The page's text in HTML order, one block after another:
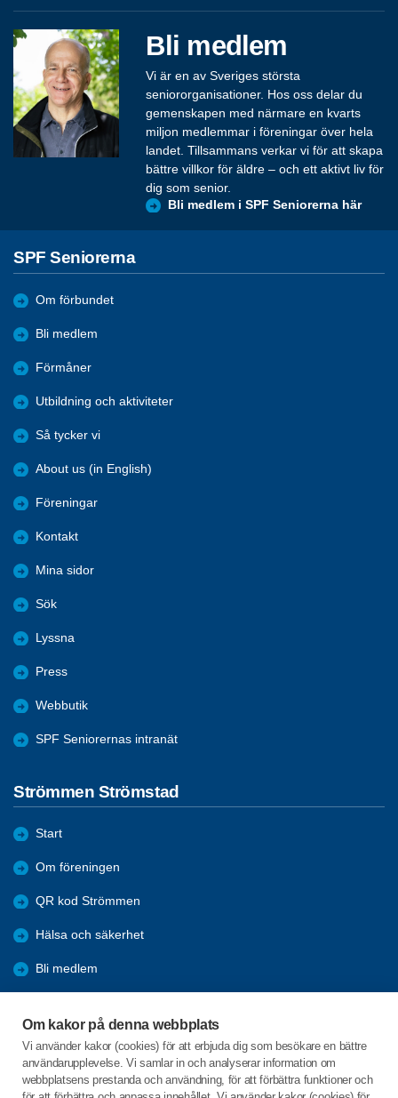
Om kakor på denna webbplats
Vi använder kakor (cookies) för att erbjuda dig som besökare en bättre
användarupplevelse. Vi samlar in och analyserar information om
webbplatsens prestanda och användning, för att förbättra funktioner och
Bli medlem
Vi är en av Sveriges största
seniororganisationer. Hos oss delar du
gemenskapen med närmare en kvarts
miljon medlemmar i föreningar över hela
landet. Tillsammans verkar vi för att skapa
bättre villkor för äldre – och ett aktivt liv för
dig som senior.
Bli medlem i SPF Seniorerna här
SPF Seniorerna
Om förbundet
Bli medlem
Förmåner
Utbildning och aktiviteter
Så tycker vi
About us (in English)
Föreningar
Kontakt
Mina sidor
Sök
Lyssna
Press
Webbutik
SPF Seniorernas intranät
Strömmen Strömstad
Start
Om föreningen
QR kod Strömmen
Hälsa och säkerhet
Bli medlem
Kommande resor
Arkiv